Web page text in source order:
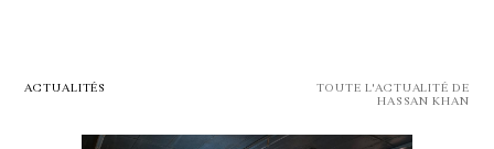
ACTUALITÉS
TOUTE L'ACTUALITÉ DE
HASSAN KHAN